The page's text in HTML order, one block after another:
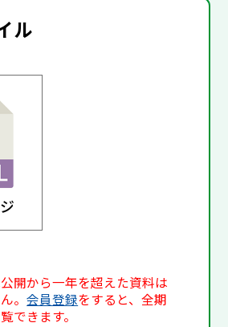
ル
開から一年を超えた資料は
。会員登録をすると、全期
できます。